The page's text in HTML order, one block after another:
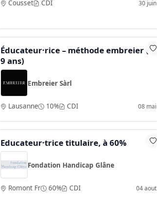
Cousset CDI 30 juin
Éducateur·rice – méthode embreier (4-
9 ans)
Embreier Sàrl
Lausanne 10% CDI 08 mai
Educateur·trice titulaire, à 60%
Fondation Handicap Glâne
Romont Fr 60% CDI 04 aout